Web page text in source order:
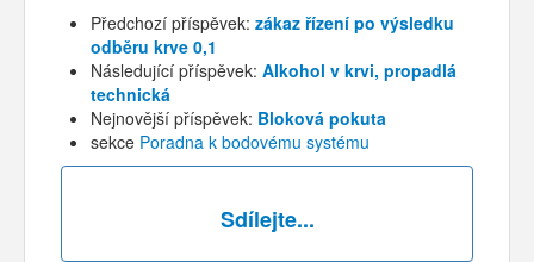
Předchozí příspěvek: zákaz řízení po výsledku
odběru krve 0,1
Následující příspěvek: Alkohol v krvi, propadlá
technická
Nejnovější příspěvek: Bloková pokuta
sekce Poradna k bodovému systému
Sdílejte...